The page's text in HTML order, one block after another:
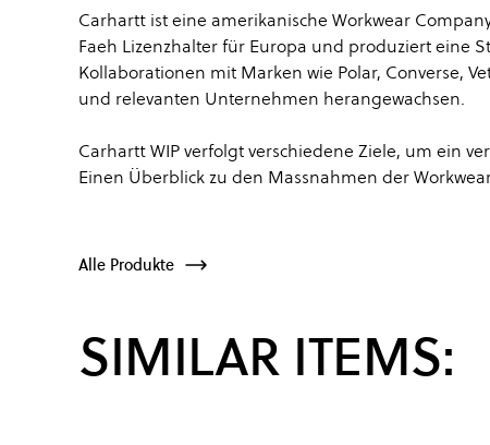
Carhartt ist eine amerikanische Workwear
Faeh Lizenzhalter für Europa und produziert eine
Kollaborationen mit Marken wie Polar, Converse,
und relevanten Unternehmen herangewachsen.
Carhartt WIP verfolgt verschiedene Ziele, um ein
Einen Überblick zu den Massnahmen der
Alle Produkte
SIMILAR ITEMS: